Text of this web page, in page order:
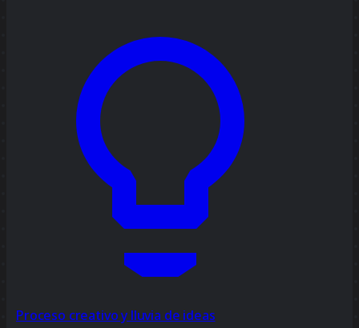
Proceso creativo y lluvia de ideas